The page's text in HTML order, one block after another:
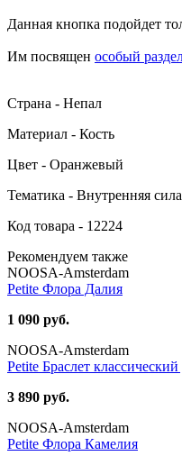
Данная кнопка подойдет
Им посвящен особый
Страна - Непал
Материал - Кость
Цвет - Оранжевый
Тематика - Внутренняя сила
Код товара - 12224
Рекомендуем также
NOOSA-Amsterdam
Petite Флора Далия
1 090 руб.
NOOSA-Amsterdam
Petite Браслет
3 890 руб.
NOOSA-Amsterdam
Petite Флора Камелия